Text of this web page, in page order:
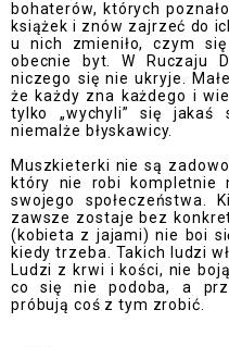
bohaterów, których
książek i znów zajrzeć do
u nich zmieniło, czym
obecnie byt. W Ruczaju
niczego się nie ukryje.
że każdy zna każdego i
tylko „wychyli” się jakaś
niemalże błyskawicy.
Muszkieterki nie są
który nie robi kompletnie
swojego społeczeństwa.
zawsze zostaje bez
(kobieta z jajami) nie boi
kiedy trzeba. Takich ludzi
Ludzi z krwi i kości, nie
co się nie podoba, a
próbują coś z tym zrobić.